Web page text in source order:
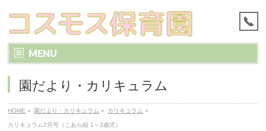
MENU
園だより・カリキュラム
HOME » 園だより・カリキュラム » カリキュラム »
カリキュラム2月号（こあら組 1～3歳児）